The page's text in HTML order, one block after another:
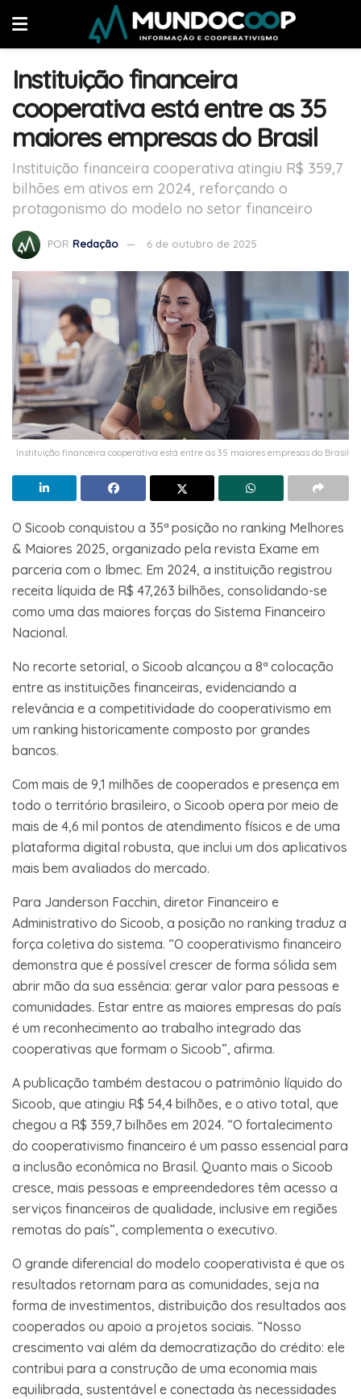
Instituição financeira
cooperativa está entre as 35
maiores empresas do Brasil
Instituição financeira cooperativa atingiu R$ 359,7
bilhões em ativos em 2024, reforçando o
protagonismo do modelo no setor financeiro
POR Redação 6 de outubro de 2025
Instituição financeira cooperativa está entre as 35 maiores empresas do Brasil
O Sicoob conquistou a 35ª posição no ranking Melhores
& Maiores 2025, organizado pela revista Exame em
parceria com o Ibmec. Em 2024, a instituição registrou
receita líquida de R$ 47,263 bilhões, consolidando-se
como uma das maiores forças do Sistema Financeiro
Nacional.
No recorte setorial, o Sicoob alcançou a 8ª colocação
entre as instituições financeiras, evidenciando a
relevância e a competitividade do cooperativismo em
um ranking historicamente composto por grandes
bancos.
Com mais de 9,1 milhões de cooperados e presença em
todo o território brasileiro, o Sicoob opera por meio de
mais de 4,6 mil pontos de atendimento físicos e de uma
plataforma digital robusta, que inclui um dos aplicativos
mais bem avaliados do mercado.
Para Janderson Facchin, diretor Financeiro e
Administrativo do Sicoob, a posição no ranking traduz a
força coletiva do sistema. “O cooperativismo financeiro
demonstra que é possível crescer de forma sólida sem
abrir mão da sua essência: gerar valor para pessoas e
comunidades. Estar entre as maiores empresas do país
é um reconhecimento ao trabalho integrado das
cooperativas que formam o Sicoob”, afirma.
A publicação também destacou o patrimônio líquido do
Sicoob, que atingiu R$ 54,4 bilhões, e o ativo total, que
chegou a R$ 359,7 bilhões em 2024. “O fortalecimento
do cooperativismo financeiro é um passo essencial para
a inclusão econômica no Brasil. Quanto mais o Sicoob
cresce, mais pessoas e empreendedores têm acesso a
serviços financeiros de qualidade, inclusive em regiões
remotas do país”, complementa o executivo.
O grande diferencial do modelo cooperativista é que os
resultados retornam para as comunidades, seja na
forma de investimentos, distribuição dos resultados aos
cooperados ou apoio a projetos sociais. “Nosso
crescimento vai além da democratização do crédito: ele
contribui para a construção de uma economia mais
equilibrada, sustentável e conectada às necessidades